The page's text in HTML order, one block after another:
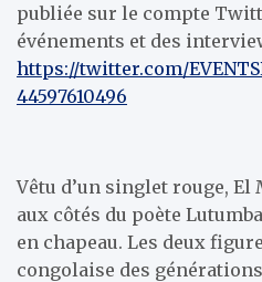
publiée sur le compte
événements et des
https://twitter.com/
44597610496
Vêtu d’un singlet rouge, El
aux côtés du poète
en chapeau. Les deux
congolaise des